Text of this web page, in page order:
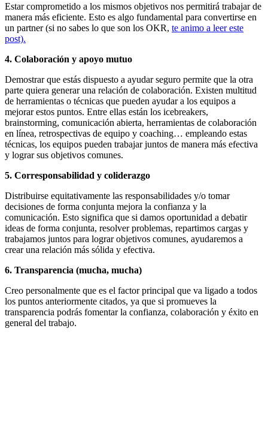
Estar comprometido a los mismos objetivos nos permitirá trabajar de
manera más eficiente. Esto es algo fundamental para convertirse en
un partner (si no sabes lo que son los OKR, te animo a leer este
post).
4. Colaboración y apoyo mutuo
Demostrar que estás dispuesto a ayudar seguro permite que la otra
parte quiera generar una relación de colaboración. Existen multitud
de herramientas o técnicas que pueden ayudar a los equipos a
mejorar estos puntos. Entre ellas están los icebreakers,
brainstorming, comunicación abierta, herramientas de colaboración
en línea, retrospectivas de equipo y coaching… empleando estas
técnicas, los equipos pueden trabajar juntos de manera más efectiva
y lograr sus objetivos comunes.
5. Corresponsabilidad y coliderazgo
Distribuirse equitativamente las responsabilidades y/o tomar
decisiones de forma conjunta mejora la confianza y la
comunicación. Esto significa que si damos oportunidad a debatir
ideas de forma conjunta, resolver problemas, repartimos cargas y
trabajamos juntos para lograr objetivos comunes, ayudaremos a
crear una relación más sólida y efectiva.
6. Transparencia (mucha, mucha)
Creo personalmente que es el factor principal que va ligado a todos
los puntos anteriormente citados, ya que si promueves la
transparencia podrás fomentar la confianza, colaboración y éxito en
general del trabajo.